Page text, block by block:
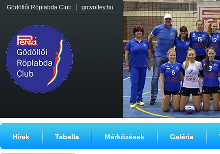
Gödöllői Röplabda Club | grcvolley.hu
Hírek Tabella Mérkőzések Galéria